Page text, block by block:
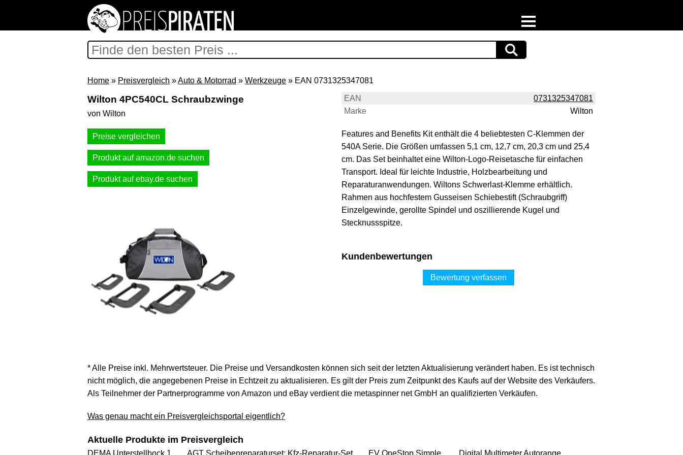
Support & Newsletter
Presse
Datenschutz
Impressum
Home » Preisvergleich »Auto & Motorrad » Werkzeuge » EAN 0731325347081
Wilton 4PC540CL Schraubzwinge
von Wilton
Preise vergleichen
Produkt auf amazon.de suchen
Produkt auf ebay.de suchen
EAN
0731325347081
Marke
Wilton
Features and Benefits Kit enthält die 4 beliebtesten C-Klemmen der
540A Serie. Die Größen umfassen 5,1 cm, 12,7 cm, 20,3 cm und 25,4
cm. Das Set beinhaltet eine Wilton-Logo-Reisetasche für einfachen
Transport. Ideal für leichte Industrie, Holzbearbeitung und
Reparaturanwendungen. Wiltons Schwerlast-Klemme erhältlich.
Rahmen aus hochfestem Gusseisen Schiebestift (Schraubgriff)
Einzelgewinde, gerollte Spindel und oszillierende Kugel und
Stecknussspitze.
Kundenbewertungen
Bewertung verfassen
* Alle Preise inkl. Mehrwertsteuer. Die Preise und Versandkosten können sich seit der letzten Aktualisierung verändert haben. Es ist technisch
nicht möglich, die angegebenen Preise in Echtzeit zu aktualisieren. Es gilt der Preis zum Zeitpunkt des Kaufs auf der Website des Verkäufers.
Als Teilnehmer der Partnerprogramme von Amazon und eBay verdient die metaspinner net GmbH an qualifizierten Verkäufen.
Was genau macht ein Preisvergleichsportal eigentlich?
Aktuelle Produkte im Preisvergleich
DEMA Unterstellbock 1 ... AGT Scheibenreparaturset: Kfz-Reparatur-Set ... EV OneStop Simple, ... Digital Multimeter Autorange, ...